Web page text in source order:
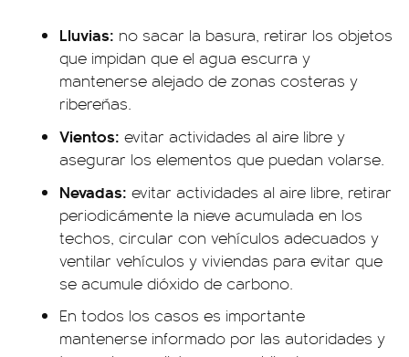
Lluvias: no sacar la basura, retirar los objetos
que impidan que el agua escurra y
mantenerse alejado de zonas costeras y
ribereñas.
Vientos: evitar actividades al aire libre y
asegurar los elementos que puedan volarse.
Nevadas: evitar actividades al aire libre, retirar
periodicámente la nieve acumulada en los
techos, circular con vehículos adecuados y
ventilar vehículos y viviendas para evitar que
se acumule dióxido de carbono.
En todos los casos es importante
mantenerse informado por las autoridades y